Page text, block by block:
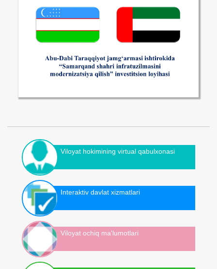
Viloyat hokimining virtual qabulxonasi
Interaktiv davlat xizmatlari
Viloyat ochiq ma'lumotlari